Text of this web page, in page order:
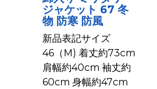
ジャケット 67 冬
物 防寒 防風
新品表記サイズ
46（M) 着丈約73cm
肩幅約40cm 袖丈約
60cm 身幅約47cm